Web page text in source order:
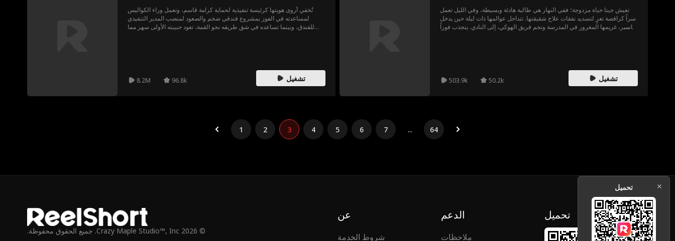
تُخفي أروى هويتها كرئيسة تنفيذية لحماية كرامة قاسم، وتعمل وراء الكواليس
لمساعدته في الفوز بمشروع فندقي ضخم والصعود لمنصب المدير التنفيذي
للفندق، وبينما تساعده في شق طريقه نحو القمة، تعود حبيبته الأولى سهر مما
8.2M
96.8k تشغيل
تعيش جينا حياة مزدوجة؛ ففي النهار هي طالبة هادئة وبسيطة، وفي الليل تعمل
سراً كراقصة تعرٍ لتسديد نفقات علاج شقيقتها. تتداخل عوالمها ذات ليلة حين يدخل
كاسبر، غريمها المغرور في المدرسة ونجم فريق الهوكي، إلى النادي. ينجذب فوراً
503.9k 50.2k تشغيل
1 2 3 4 5 6 7 ... 64
© 2026 Crazy Maple Studio™, Inc. جميع الحقوق محفوظة.
عن
شروط الخدمة
الدعم
ملاحظات
تحميل
تحميل